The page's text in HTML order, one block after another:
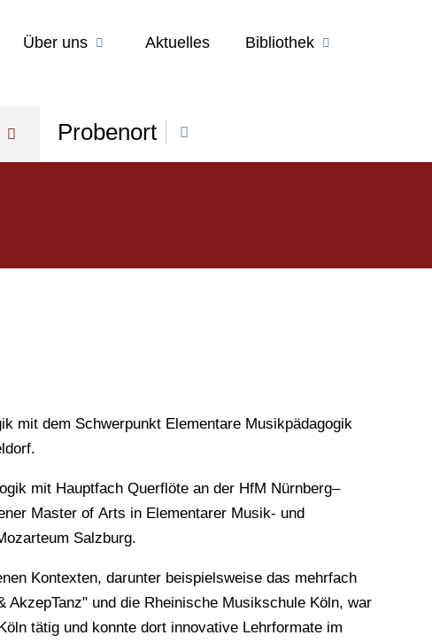
Über uns Aktuelles Bibliothek
Probenort
mit dem Schwerpunkt Elementare Musikpädagogik
mit Hauptfach Querflöte an der HfM Nürnberg–
Master of Arts in Elementarer Musik- und
Salzburg.
Kontexten, darunter beispielsweise das mehrfach
und die Rheinische Musikschule Köln, war
tätig und konnte dort innovative Lehrformate im